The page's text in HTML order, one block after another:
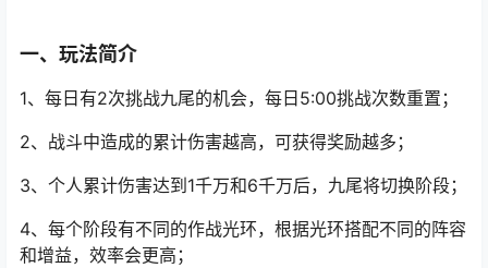
一、玩法简介
1、每日有2次挑战九尾的机会，每日5:00挑战次数重置；
2、战斗中造成的累计伤害越高，可获得奖励越多；
3、个人累计伤害达到1千万和6千万后，九尾将切换阶段；
4、每个阶段有不同的作战光环，根据光环搭配不同的阵容
和增益，效率会更高；